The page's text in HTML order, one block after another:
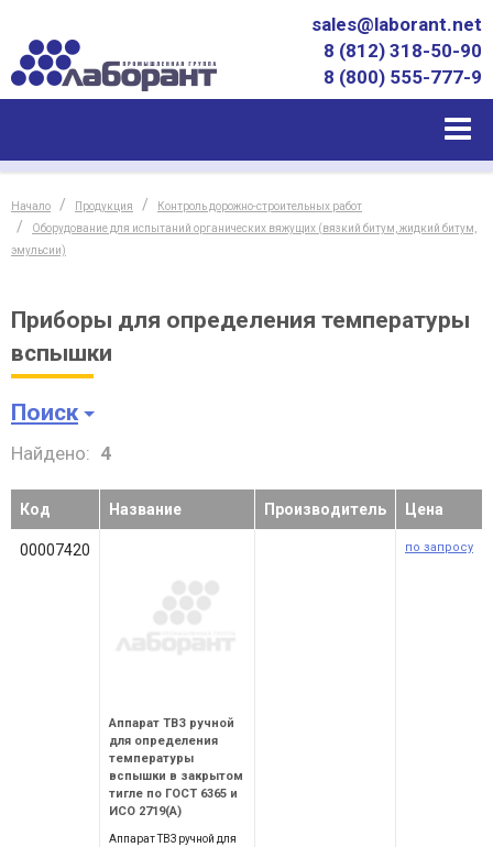
sales@laborant.net
8 (812) 318-50-90
8 (800) 555-777-9
Начало Продукция
Контроль дорожно-строительных работ
Оборудование для испытаний органических вяжущих (вязкий битум, жидкий битум,
эмульсии)
Приборы для определения температуры
вспышки
Поиск
Найдено: 4
Код Название Производитель Цена
00007420
Аппарат ТВЗ ручной
для определения
температуры
вспышки в закрытом
тигле по ГОСТ 6365 и
ИСО 2719(А)
Аппарат ТВЗ ручной для
по запросу